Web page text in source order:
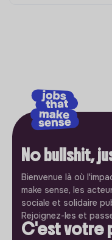
No bullshit,
Bienvenue là où
make sense, les
sociale et solidaire
Rejoignez-les et
C'est votre